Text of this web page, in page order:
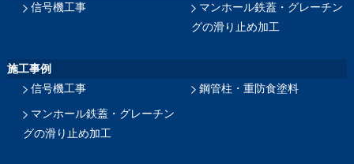
信号機工事
マンホール鉄蓋・グレーチン
グの滑り止め加工
施工事例
信号機工事
鋼管柱・重防食塗料
マンホール鉄蓋・グレーチン
グの滑り止め加工